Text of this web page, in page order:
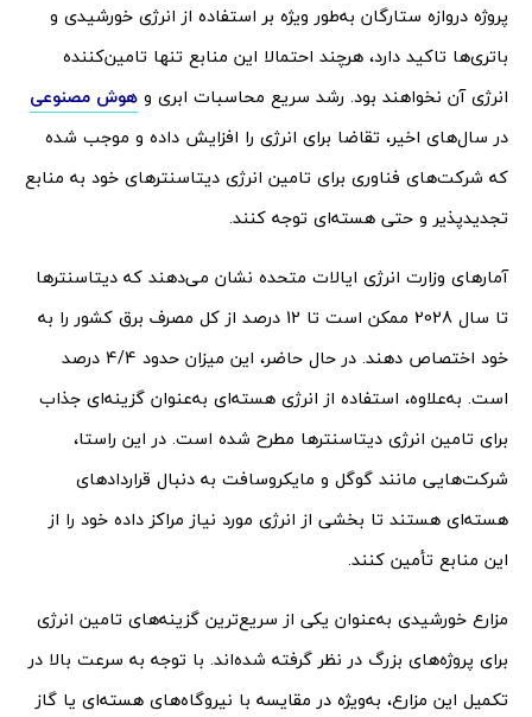
پروژه دروازه ستارگان به‌طور ویژه بر استفاده از انرژی خورشیدی و
باتری‌ها تاکید دارد، هرچند احتمالا این منابع تنها تامین‌کننده
انرژی آن نخواهند بود. رشد سریع محاسبات ابری و هوش مصنوعی
در سال‌های اخیر، تقاضا برای انرژی را افزایش داده و موجب شده
که شرکت‌های فناوری برای تامین انرژی دیتاسنترهای خود به منابع
تجدیدپذیر و حتی هسته‌ای توجه کنند.
آمارهای وزارت انرژی ایالات متحده نشان می‌دهند که دیتاسنترها
تا سال 2028 ممکن است تا 12 درصد از کل مصرف برق کشور را به
خود اختصاص دهند. در حال حاضر، این میزان حدود 4/4 درصد
است. به‌علاوه، استفاده از انرژی هسته‌ای به‌عنوان گزینه‌ای جذاب
برای تامین انرژی دیتاسنترها مطرح شده است. در این راستا،
شرکت‌هایی مانند گوگل و مایکروسافت به دنبال قراردادهای
هسته‌ای هستند تا بخشی از انرژی مورد نیاز مراکز داده خود را از
این منابع تأمین کنند.
مزارع خورشیدی به‌عنوان یکی از سریع‌ترین گزینه‌های تامین انرژی
برای پروژه‌های بزرگ در نظر گرفته شده‌اند. با توجه به سرعت بالا در
تکمیل این مزارع، به‌ویژه در مقایسه با نیروگاه‌های هسته‌ای یا گاز